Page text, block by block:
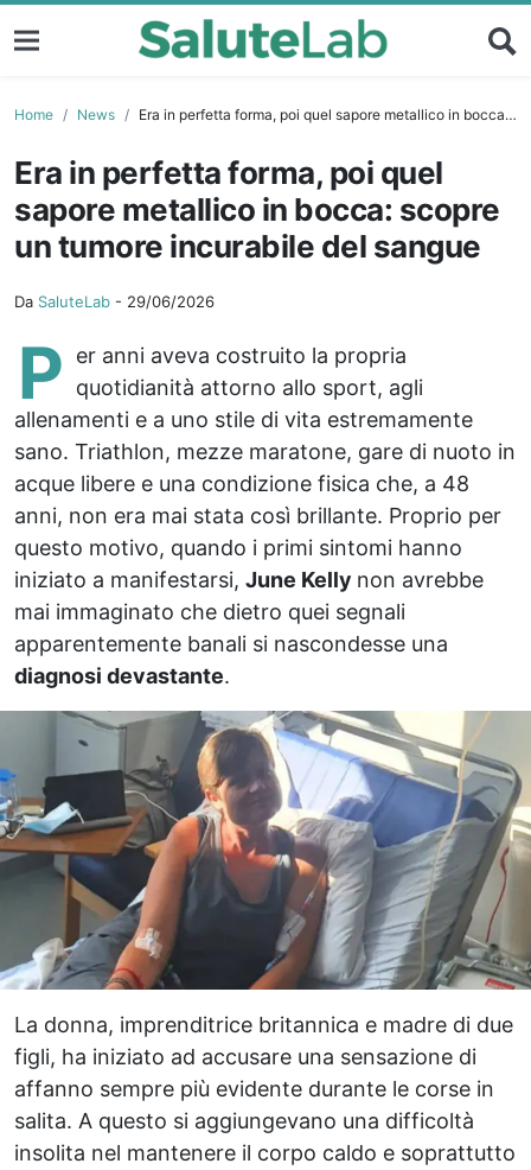
Home News Era in perfetta forma, poi quel sapore metallico in bocca: scopre un tumore incurabile del sangue
Era in perfetta forma, poi quel
sapore metallico in bocca: scopre
un tumore incurabile del sangue
Da SaluteLab - 29/06/2026
P
er anni aveva costruito la propria
quotidianità attorno allo sport, agli
allenamenti e a uno stile di vita estremamente
sano. Triathlon, mezze maratone, gare di nuoto in
acque libere e una condizione fisica che, a 48
anni, non era mai stata così brillante. Proprio per
questo motivo, quando i primi sintomi hanno
iniziato a manifestarsi, June Kelly non avrebbe
mai immaginato che dietro quei segnali
apparentemente banali si nascondesse una
diagnosi devastante.
La donna, imprenditrice britannica e madre di due
figli, ha iniziato ad accusare una sensazione di
affanno sempre più evidente durante le corse in
salita. A questo si aggiungevano una difficoltà
insolita nel mantenere il corpo caldo e soprattutto